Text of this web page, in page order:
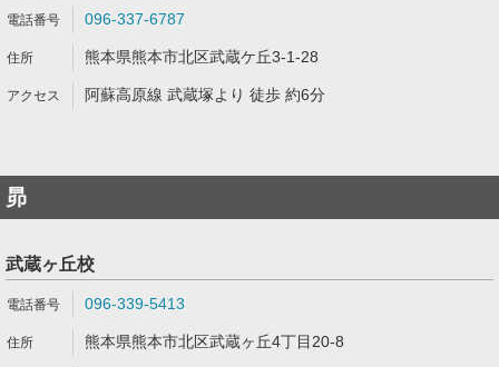
096-337-6787
熊本県熊本市北区武蔵ケ丘3-1-28
阿蘇高原線 武蔵塚より 徒歩 約6分
昴
武蔵ヶ丘校
096-339-5413
熊本県熊本市北区武蔵ヶ丘4丁目20-8